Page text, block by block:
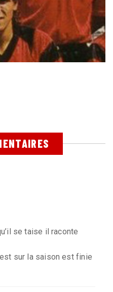
se taise il raconte
sur la saison est finie